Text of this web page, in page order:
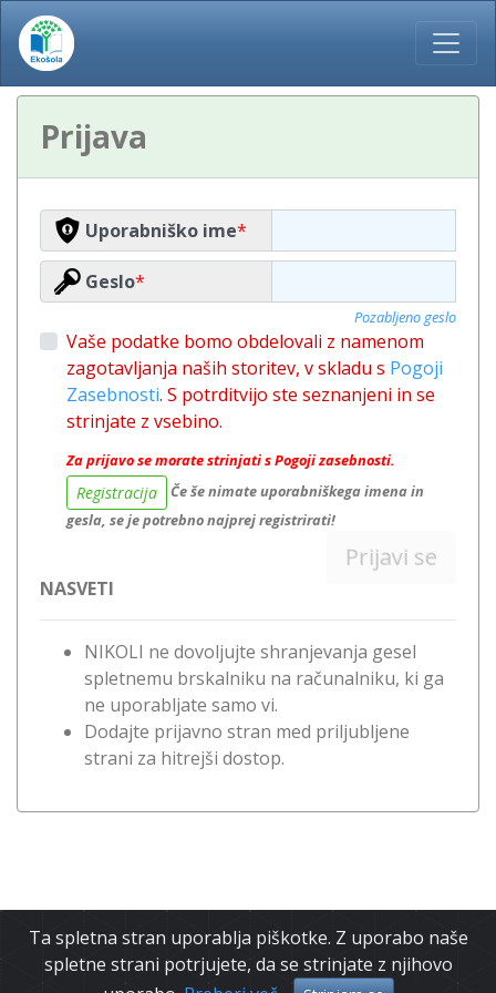
Ta spletna stran uporablja piškotke. Z uporabo naše
spletne strani potrjujete, da se strinjate z njihovo
Prijava
Uporabniško ime*
Geslo*
Pozabljeno geslo
Vaše podatke bomo obdelovali z namenom
zagotavljanja naših storitev, v skladu s Pogoji
Zasebnosti. S potrditvijo ste seznanjeni in se
strinjate z vsebino.
Za prijavo se morate strinjati s Pogoji zasebnosti.
Registracija
Če še nimate uporabniškega imena in
gesla, se je potrebno najprej registrirati!
Prijavi se
NASVETI
NIKOLI ne dovoljujte shranjevanja gesel
spletnemu brskalniku na računalniku, ki ga
ne uporabljate samo vi.
Dodajte prijavno stran med priljubljene
strani za hitrejši dostop.